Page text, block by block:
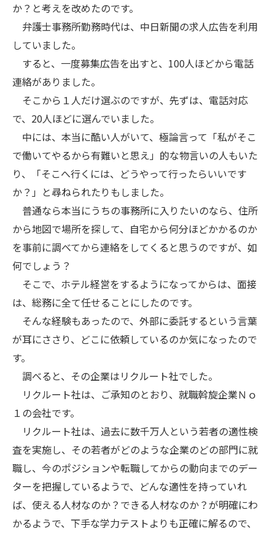
か？と考えを改めたのです。
弁護士事務所勤務時代は、中日新聞の求人広告を利用
していました。
すると、一度募集広告を出すと、100人ほどから電話
連絡がありました。
そこから１人だけ選ぶのですが、先ずは、電話対応
で、20人ほどに選んでいました。
中には、本当に酷い人がいて、極論言って「私がそこ
で働いてやるから有難いと思え」的な物言いの人もいた
り、「そこへ行くには、どうやって行ったらいいです
か？」と尋ねられたりもしました。
普通なら本当にうちの事務所に入りたいのなら、住所
から地図で場所を探して、自宅から何分ほどかかるのか
を事前に調べてから連絡をしてくると思うのですが、如
何でしょう？
そこで、ホテル経営をするようになってからは、面接
は、総務に全て任せることにしたのです。
そんな経験もあったので、外部に委託するという言葉
が耳にささり、どこに依頼しているのか気になったので
す。
調べると、その企業はリクルート社でした。
リクルート社は、ご承知のとおり、就職斡旋企業Ｎｏ
１の会社です。
リクルート社は、過去に数千万人という若者の適性検
査を実施し、その若者がどのような企業のどの部門に就
職し、今のポジションや転職してからの動向までのデー
ターを把握しているようで、どんな適性を持っていれ
ば、使える人材なのか？できる人材なのか？が明確にわ
かるようで、下手な学力テストよりも正確に解るので、